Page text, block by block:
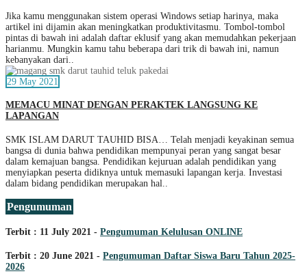
Jika kamu menggunakan sistem operasi Windows setiap harinya, maka
artikel ini dijamin akan meningkatkan produktivitasmu. Tombol-tombol
pintas di bawah ini adalah daftar eklusif yang akan memudahkan pekerjaan
harianmu. Mungkin kamu tahu beberapa dari trik di bawah ini, namun
kebanyakan dari..
29 May 2021
MEMACU MINAT DENGAN PERAKTEK LANGSUNG KE
LAPANGAN
SMK ISLAM DARUT TAUHID BISA… Telah menjadi keyakinan semua
bangsa di dunia bahwa pendidikan mempunyai peran yang sangat besar
dalam kemajuan bangsa. Pendidikan kejuruan adalah pendidikan yang
menyiapkan peserta didiknya untuk memasuki lapangan kerja. Investasi
dalam bidang pendidikan merupakan hal..
Pengumuman
Terbit : 11 July 2021 - Pengumuman Kelulusan ONLINE
Terbit : 20 June 2021 - Pengumuman Daftar Siswa Baru Tahun 2025-
2026